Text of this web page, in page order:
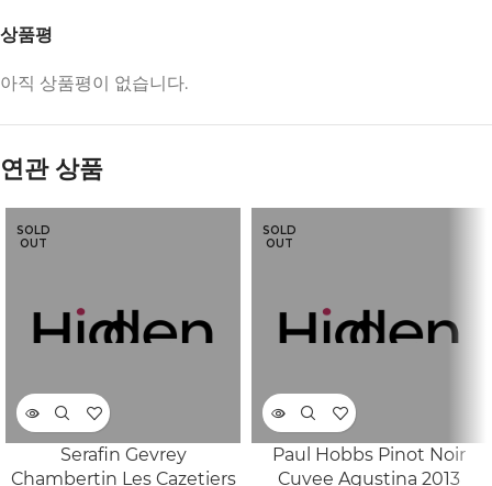
상품평
아직 상품평이 없습니다.
연관 상품
SOLD
OUT
Serafin Gevrey
Chambertin Les Cazetiers
SOLD
OUT
Paul Hobbs Pinot Noir
Cuvee Agustina 2013